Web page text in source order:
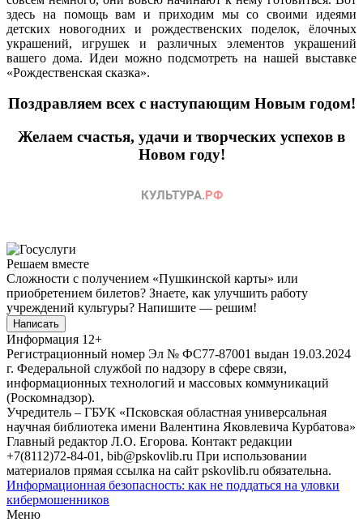
здесь на помощь вам и приходим мы со своими идеями
детских новогодних и рождественских поделок, ёлочных
украшений, игрушек и различных элементов украшений
вашего дома. Идеи можно подсмотреть на нашей выставке
«Рождественская сказка».
Поздравляем всех с наступающим Новым годом!
Желаем счастья, удачи и творческих успехов в
Новом году!
Решаем вместе
Сложности с получением «Пушкинской карты» или
приобретением билетов? Знаете, как улучшить работу
учреждений культуры? Напишите — решим!
Написать
Информация 12+
Регистрационный номер Эл № ФС77-87001 выдан 19.03.2024
г. Федеральной службой по надзору в сфере связи,
информационных технологий и массовых коммуникаций
(Роскомнадзор).
Учредитель – ГБУК «Псковская областная универсальная
научная библиотека имени Валентина Яковлевича Курбатова»
Главный редактор Л.О. Егорова. Контакт редакции
+7(8112)72-84-01, bib@pskovlib.ru При использовании
материалов прямая ссылка на сайт pskovlib.ru обязательна.
Информационная безопасность: как не поддаться на уловки
кибермошенников
Меню